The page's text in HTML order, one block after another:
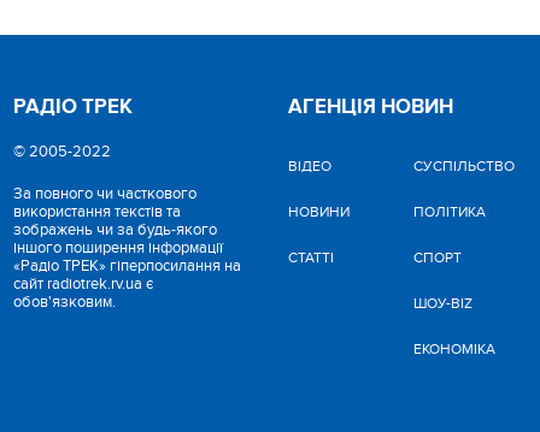
РАДІО ТРЕК
© 2005-2022
За повного чи часткового
використання текстів та
зображень чи за будь-якого
іншого поширення інформації
«Радіо ТРЕК» гіперпосилання на
сайт radiotrek.rv.ua є
обов'язковим.
АГЕНЦІЯ НОВИН
ВІДЕО
НОВИНИ
СТАТТІ
CУСПІЛЬСТВО
ПОЛІТИКА
СПОРТ
ШОУ-BIZ
ЕКОНОМІКА